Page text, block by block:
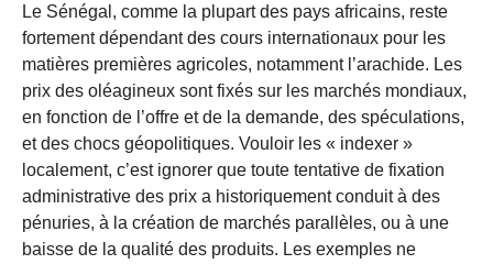
Le Sénégal, comme la plupart des pays africains, reste
fortement dépendant des cours internationaux pour les
matières premières agricoles, notamment l’arachide. Les
prix des oléagineux sont fixés sur les marchés mondiaux,
en fonction de l’offre et de la demande, des spéculations,
et des chocs géopolitiques. Vouloir les « indexer »
localement, c’est ignorer que toute tentative de fixation
administrative des prix a historiquement conduit à des
pénuries, à la création de marchés parallèles, ou à une
baisse de la qualité des produits. Les exemples ne